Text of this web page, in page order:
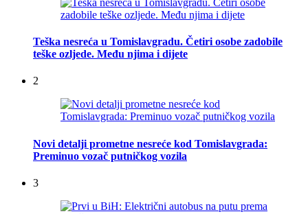
Teška nesreća u Tomislavgradu. Četiri osobe zadobile
teške ozljede. Među njima i dijete
2
Novi detalji prometne nesreće kod Tomislavgrada:
Preminuo vozač putničkog vozila
3